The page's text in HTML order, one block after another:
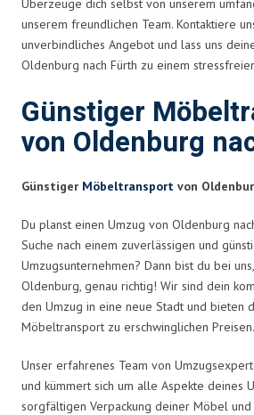
Überzeuge dich selbst von unserem
unserem freundlichen Team. Kontaktiere
unverbindliches Angebot und lass uns
Oldenburg nach Fürth zu einem
Günstiger
von Oldenburg
Günstiger Möbeltransport von
Du planst einen Umzug von Oldenburg
Suche nach einem zuverlässigen und
Umzugsunternehmen? Dann bist du bei
Oldenburg, genau richtig! Wir sind dein
den Umzug in eine neue Stadt und bieten
Möbeltransport zu erschwinglichen Preisen.
Unser erfahrenes Team von
und kümmert sich um alle Aspekte deines
sorgfältigen Verpackung deiner Möbel